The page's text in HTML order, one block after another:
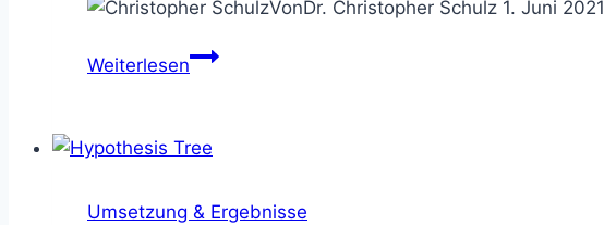
VonDr. Christopher Schulz 1. Juni 2021
WeiterlesenDas
–
erkennen
Umsetzung & Ergebnisse